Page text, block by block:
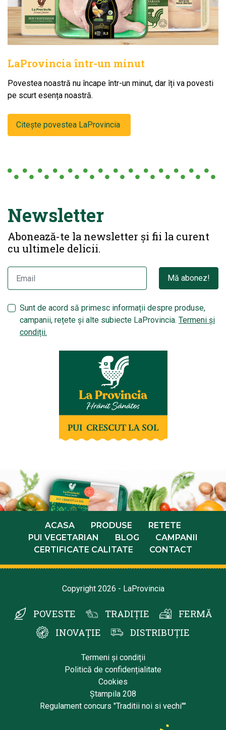
LaProvincia într-un minut
Povestea noastră nu încape într-un minut, dar îți va povesti
pe scurt esența noastră.
Citește povestea LaProvincia
Newsletter
Abonează-te la newsletter și fii la curent
cu ultimele delicii.
Mă abonez!
Sunt de acord să primesc informații despre produse,
campanii, rețete și alte subiecte LaProvincia. Termeni și
condiții.
ACASA PRODUSE
RETETE
PUI VEGETARIAN
BLOG
CAMPANII
CERTIFICATE CALITATE
CONTACT
Copyright 2026 - LaProvincia
POVESTE TRADIȚIE
FERMĂ
INOVAȚIE
DISTRIBUȚIE
Termeni și condiții
Politică de confidențialitate
Cookies
Ștampila 208
Regulament concurs "Traditii noi si vechi""